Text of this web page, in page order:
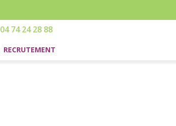
04 74 24 28 88
RECRUTEMENT